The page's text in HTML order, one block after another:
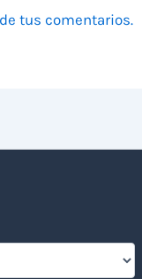
tus comentarios.